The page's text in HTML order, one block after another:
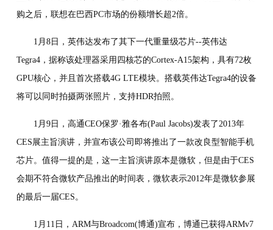
购之后，联想在巴西PC市场的份额增长超2倍。
1月8日，英伟达发布了其下一代重量级芯片--英伟达
Tegra4，据称该处理器采用四核芯的Cortex-A15架构，具有72枚
GPU核心，并且首次搭载4G LTE模块。搭载英伟达Tegra4的设备
将可以同时拍摄两张照片，支持HDR拍照。
1月9日，高通CEO保罗·雅各布(Paul Jacobs)发表了2013年
CES展主旨演讲，并宣布该公司即将推出了一款改良型智能手机
芯片。值得一提的是，这一主旨演讲原本是微软，但是由于CES
会期不符合微软产品推出的时间表，微软表示2012年是微软参展
的最后一届CES。
1月11日，ARM与Broadcom(博通)宣布，博通已获得ARMv7